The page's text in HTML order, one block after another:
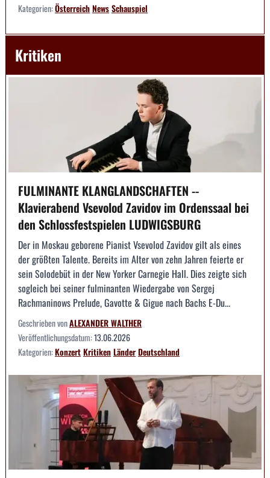
Kategorien:ÖsterreichNewsSchauspiel
Kritiken
FULMINANTE KLANGLANDSCHAFTEN --
Klavierabend Vsevolod Zavidov im Ordenssaal bei
den Schlossfestspielen LUDWIGSBURG
Der in Moskau geborene Pianist Vsevolod Zavidov gilt als eines
der größten Talente. Bereits im Alter von zehn Jahren feierte er
sein Solodebüt in der New Yorker Carnegie Hall. Dies zeigte sich
sogleich bei seiner fulminanten Wiedergabe von Sergej
Rachmaninows Prelude, Gavotte & Gigue nach Bachs E-Du...
Geschrieben vonALEXANDER WALTHER
Veröffentlichungsdatum:13.06.2026
Kategorien:KonzertKritikenLänderDeutschland